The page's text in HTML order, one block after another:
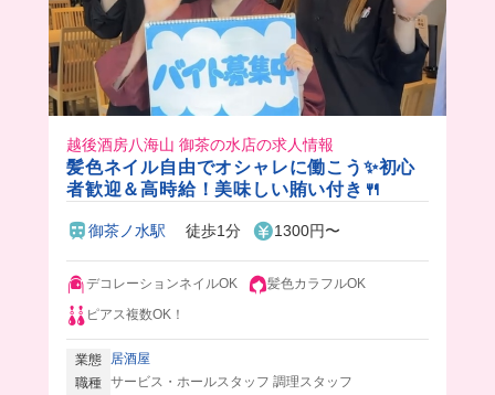
越後酒房八海山 御茶の水店の求人情報
髪色ネイル自由でオシャレに働こう✨初心
者歓迎＆高時給！美味しい賄い付き🍴
御茶ノ水駅 徒歩1分 1300円〜
デコレーションネイルOK
髪色カラフルOK
ピアス複数OK！
業態
居酒屋
職種 サービス・ホールスタッフ 調理スタッフ